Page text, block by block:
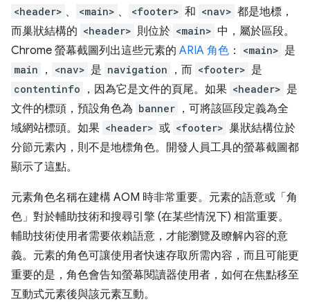
<header> 、 <main> 、 <footer> 和 <nav> 都是地標，
而巢狀結構的 <header> 則位於 <main> 中，屬於區段。
Chrome 螢幕截圖列出這些元素的 ARIA 角色 ： <main> 是
main ， <nav> 是 navigation ，而 <footer> 是
contentinfo ，因為它是文件的頁尾。如果 <header> 是
文件的標頭，預設角色為 banner ，可將該區段定義為全
域網站標頭。如果 <header> 或 <footer> 巢狀結構位於
分節元素內，則不是地標角色。開發人員工具的螢幕截圖都
顯示了這點。
元素角色名稱在建構 AOM 時非常重要。元素的語意或「角
色」對於輔助技術和搜尋引擎 (在某些情況下) 相當重要。
輔助技術使用者需要依賴語意，才能瀏覽及瞭解內容的意
義。元素的角色可讓使用者快速存取所需內容，而且可能更
重要的是，角色會告知螢幕閱讀器使用者，如何在焦點移至
互動式元素後與該元素互動。